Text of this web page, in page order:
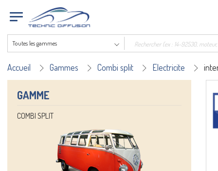
Toutes les gammes
Accueil Gammes Combi split Electricite
GAMME
COMBI SPLIT